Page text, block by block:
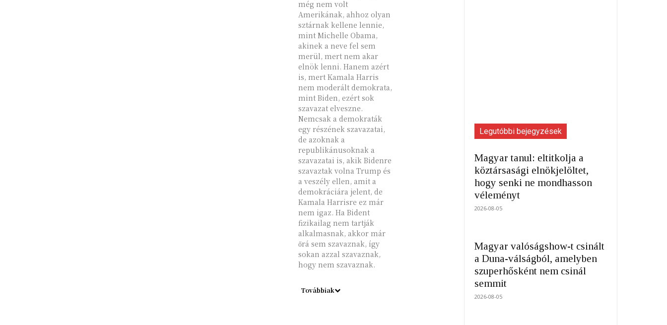
még nem volt
Amerikának, ahhoz olyan
sztárnak kellene lennie,
mint Michelle Obama,
akinek a neve fel sem
merül, mert nem akar
elnök lenni. Hanem azért
is, mert Kamala Harris
nem moderált demokrata,
mint Biden, ezért sok
szavazat elveszne.
Nemcsak a demokraták
egy részének szavazatai,
de azoknak a
republikánusoknak a
szavazatai is, akik Bidenre
szavaztak volna Trump és
a veszély ellen, amit a
demokráciára jelent, de
Kamala Harrisre ez már
nem igaz. Ha Bident
fizikailag nem tartják
alkalmasnak, akkor már
őrá sem szavaznak, így
sokan azzal szavaznak,
hogy nem szavaznak.
Továbbiak
Legutóbbi bejegyzések
Magyar tanul: eltitkolja a
köztársasági elnökjelöltet,
hogy senki ne mondhasson
véleményt
2026-08-05
Magyar valóságshow-t csinált
a Duna-válságból, amelyben
szuperhősként nem csinál
semmit
2026-08-05